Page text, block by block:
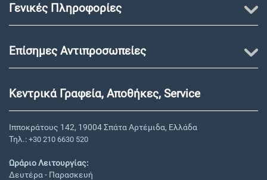
Γενικές Πληροφορίες
Επίσημες Αντιπροσωπείες
Κεντρικά Γραφεία, Αποθήκες, Service
Ιπποκράτους 142, 19004 Σπάτα Αρτέμιδα, Ελλάδα
Τηλ.: +30 210 6630 520
Ωράριο Λειτουργίας:
Δευτέρα - Παρασκευή